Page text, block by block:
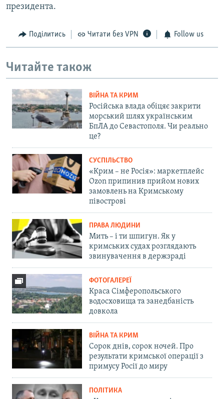
президента.
Поділитись Читати без VPN Follow us
Читайте також
ВІЙНА ТА КРИМ
Російська влада обіцяє закрити
морський шлях українським
БпЛА до Севастополя. Чи реально
це?
СУСПІЛЬСТВО
«Крим – не Росія»: маркетплейс
Ozon припинив прийом нових
замовлень на Кримському
півострові
ПРАВА ЛЮДИНИ
Мить – і ти шпигун. Як у
кримських судах розглядають
звинувачення в держзраді
ФОТОГАЛЕРЕЇ
Краса Сімферопольського
водосховища та занедбаність
довкола
ВІЙНА ТА КРИМ
Сорок днів, сорок ночей. Про
результати кримської операції з
примусу Росії до миру
ПОЛІТИКА